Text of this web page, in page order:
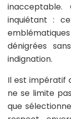
inquiétant :
dénigrées
indignation.
Il est impératif
ne se limite
que